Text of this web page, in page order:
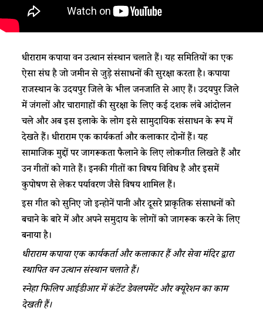
धीराराम कपाया वन उत्थान संस्थान चलाते हैं। यह समितियों का एक
ऐसा संघ है जो जमीन से जुड़े संसाधनों की सुरक्षा करता है। कपाया
राजस्थान के उदयपुर जिले के भील जनजाति से आए हैं। उदयपुर जिले
में जंगलों और चारागाहों की सुरक्षा के लिए कई दशक लंबे आंदोलन
चले और अब इस इलाके के लोग इसे सामुदायिक संसाधन के रूप में
देखते हैं। धीराराम एक कार्यकर्ता और कलाकार दोनों हैं। यह
सामाजिक मुद्दों पर जागरूकता फैलाने के लिए लोकगीत लिखते हैं और
उन गीतों को गाते हैं। इनकी गीतों का विषय विविध है और इसमें
कुपोषण से लेकर पर्यावरण जैसे विषय शामिल हैं।
इस गीत को सुनिए जो इन्होनें पानी और दूसरे प्राकृतिक संसाधनों को
बचाने के बारे में और अपने समुदाय के लोगों को जागरूक करने के लिए
बनाया है।
धीराराम कपाया एक कार्यकर्ता और कलाकार हैं और सेवा मंदिर द्वारा
स्थापित वन उत्थान संस्थान चलाते हैं।
स्नेहा फिलिप आईडीआर में कंटेंट डेवलपमेंट और क्यूरेशन का काम
देखती हैं।